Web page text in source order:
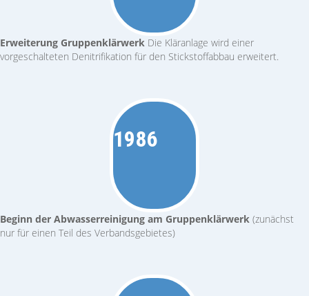
Erweiterung Gruppenklärwerk Die Kläranlage wird einer
vorgeschalteten Denitrifikation für den Stickstoffabbau erweitert.
1986
Beginn der Abwasserreinigung am Gruppenklärwerk (zunächst
nur für einen Teil des Verbandsgebietes)